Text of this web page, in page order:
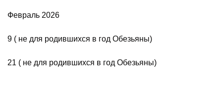
Февраль 2026
9 ( не для родившихся в год Обезьяны)
21 ( не для родившихся в год Обезьяны)